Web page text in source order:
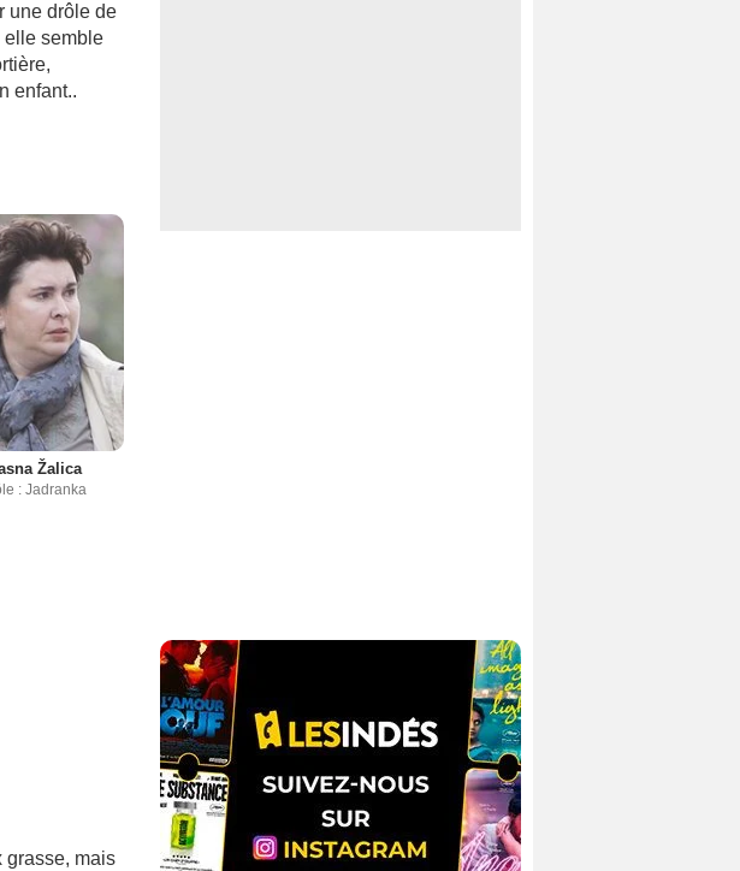
une drôle de
elle semble
enfant..
Žalica
: Jadranka
grasse, mais